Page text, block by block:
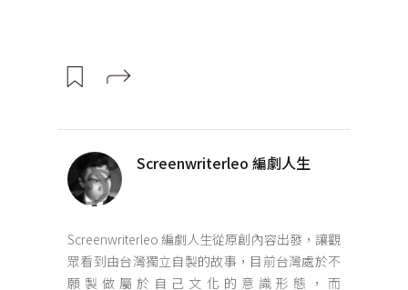
Screenwriterleo 編劇人生
Screenwriterleo 編劇人生從原創內容出發，讓觀
眾看到由台灣獨立自製的故事，目前台灣處於不
願製做屬於自己文化的意識形態，而